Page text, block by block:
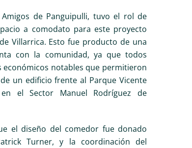
de Panguipulli, tuvo el rol de
a comodato para este proyecto
Villarrica. Esto fue producto de una
con la comunidad, ya que todos
económicos notables que permitieron
un edificio frente al Parque Vicente
en el Sector Manuel Rodríguez de
el diseño del comedor fue donado
Turner, y la coordinación del